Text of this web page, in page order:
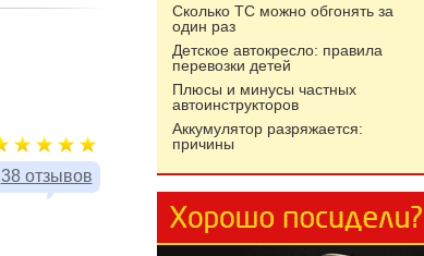
Сколько ТС можно обгонять за
один раз
Детское автокресло: правила
перевозки детей
Плюсы и минусы частных
автоинструкторов
Аккумулятор разряжается:
причины
38 отзывов